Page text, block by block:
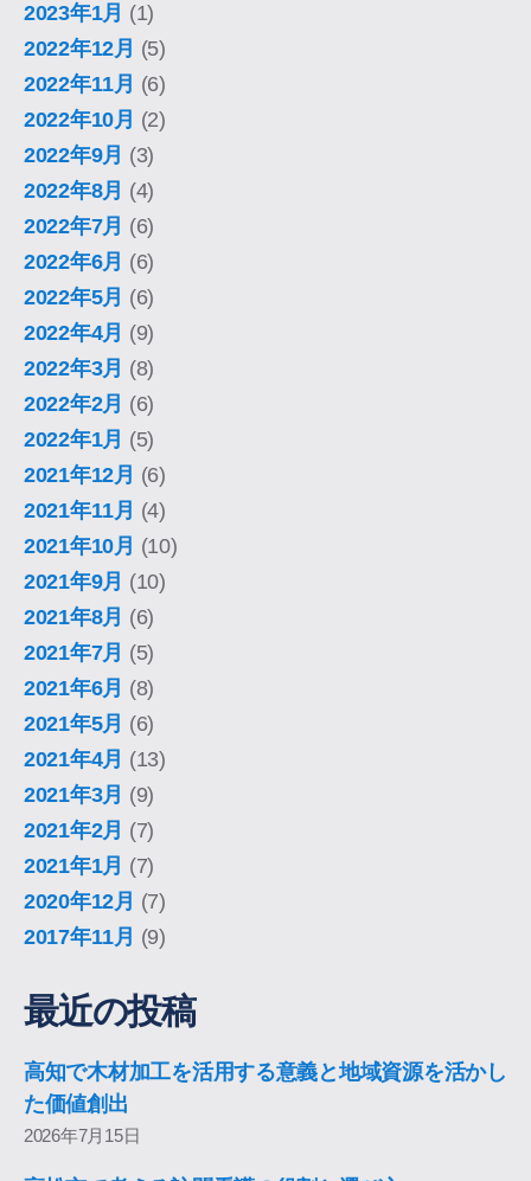
2023年1月 (1)
2022年12月 (5)
2022年11月 (6)
2022年10月 (2)
2022年9月 (3)
2022年8月 (4)
2022年7月 (6)
2022年6月 (6)
2022年5月 (6)
2022年4月 (9)
2022年3月 (8)
2022年2月 (6)
2022年1月 (5)
2021年12月 (6)
2021年11月 (4)
2021年10月 (10)
2021年9月 (10)
2021年8月 (6)
2021年7月 (5)
2021年6月 (8)
2021年5月 (6)
2021年4月 (13)
2021年3月 (9)
2021年2月 (7)
2021年1月 (7)
2020年12月 (7)
2017年11月 (9)
最近の投稿
高知で木材加工を活用する意義と地域資源を活かし
た価値創出
2026年7月15日